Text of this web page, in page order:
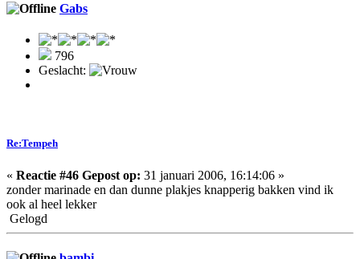
Gabs
796
Geslacht:
Re:Tempeh
« Reactie #46 Gepost op: 31 januari 2006, 16:14:06 »
zonder marinade en dan dunne plakjes knapperig bakken vind ik
ook al heel lekker
Gelogd